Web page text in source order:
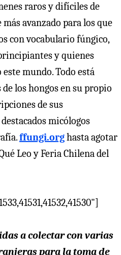
raros y difíciles de
avanzado para los que
con vocabulario fúngico,
y quienes
mundo. Todo está
los hongos en su propio
de sus
micólogos
ffungi.orghasta agotar
Leo y Feria Chilena del
a colectar con varias
para la toma de